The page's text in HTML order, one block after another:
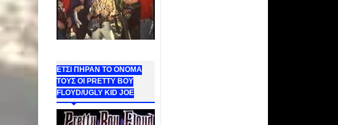
ΕΤΣΙ ΠΗΡΑΝ ΤΟ ΟΝΟΜΑ
ΤΟΥΣ ΟΙ PRETTY BOY
FLOYD/UGLY KID JOE